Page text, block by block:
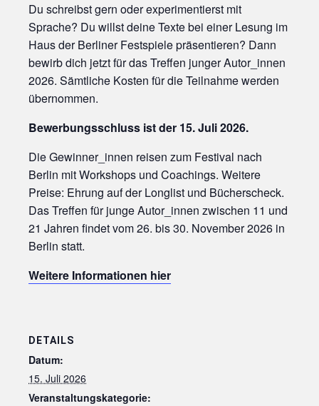
Du schreibst gern oder experimentierst mit
Sprache? Du willst deine Texte bei einer Lesung im
Haus der Berliner Festspiele präsentieren? Dann
bewirb dich jetzt für das Treffen junger Autor_innen
2026. Sämtliche Kosten für die Teilnahme werden
übernommen.
Bewerbungsschluss ist der 15. Juli 2026.
Die Gewinner_innen reisen zum Festival nach
Berlin mit Workshops und Coachings. Weitere
Preise: Ehrung auf der Longlist und Bücherscheck.
Das Treffen für junge Autor_innen zwischen 11 und
21 Jahren findet vom 26. bis 30. November 2026 in
Berlin statt.
Weitere Informationen hier
DETAILS
Datum:
15. Juli 2026
Veranstaltungskategorie: